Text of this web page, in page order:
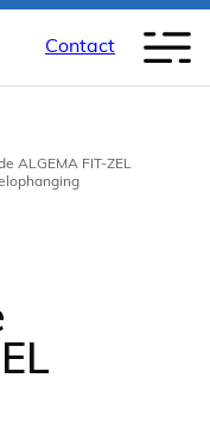
Contact
ALGEMA FIT-ZEL